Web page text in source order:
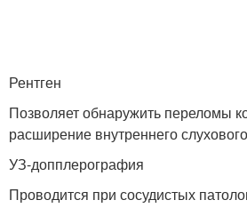
Рентген
Позволяет обнаружить переломы
расширение внутреннего
УЗ-допплерография
Проводится при сосудистых